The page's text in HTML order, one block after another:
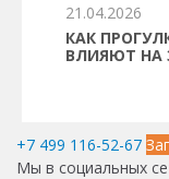
21.04.2026
КАК
ВЛИЯЮТ НА
+7 499 116-52-67
Мы в социальных